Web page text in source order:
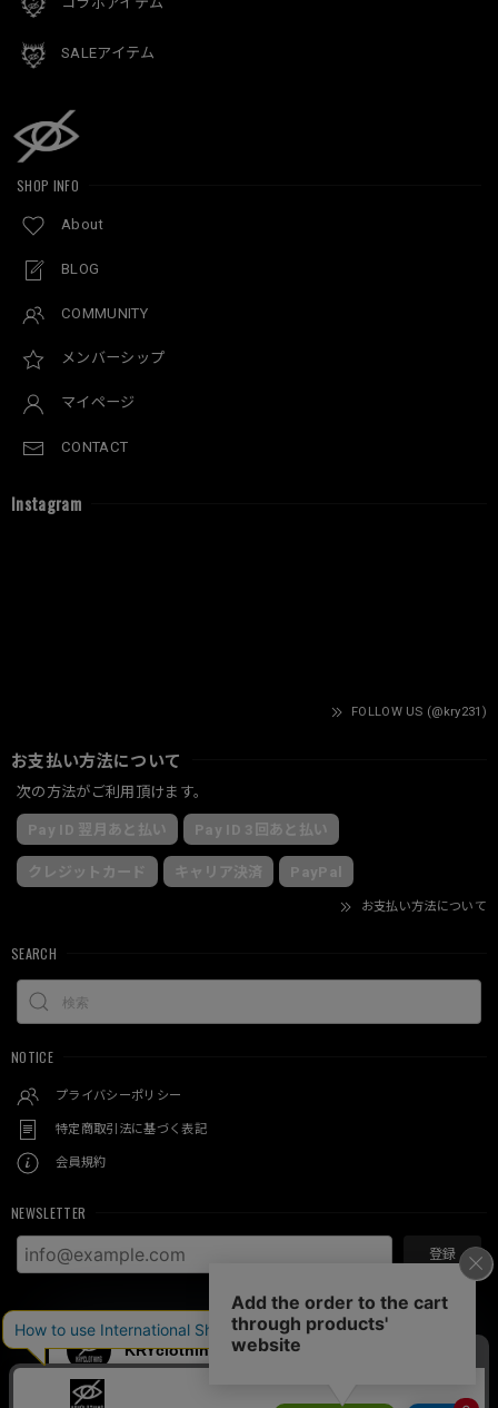
SALEアイテム
SHOP INFO
About
BLOG
COMMUNITY
メンバーシップ
マイページ
CONTACT
Instagram
FOLLOW US (@kry231)
お支払い方法について
次の方法がご利用頂けます。
Pay ID 翌月あと払い Pay ID 3回あと払い
クレジットカード キャリア決済 PayPal
お支払い方法について
SEARCH
NOTICE
プライバシーポリシー
特定商取引法に基づく表記
会員規約
NEWSLETTER
登録